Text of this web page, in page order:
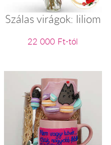
Szálas virágok: liliom
22 000 Ft-tól